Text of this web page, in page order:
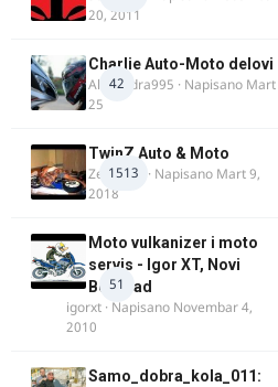
20, 2011
42
Charlie Auto-Moto delovi
Alexandra995 · Napisano Mart
25
1513
TwinZ Auto & Moto
Zeljkamp · Napisano Mart 9,
2018
51
Moto vulkanizer i moto
servis - Igor XT, Novi
Beograd
igorxt · Napisano Novembar 4,
2010
Samo_dobra_kola_011: